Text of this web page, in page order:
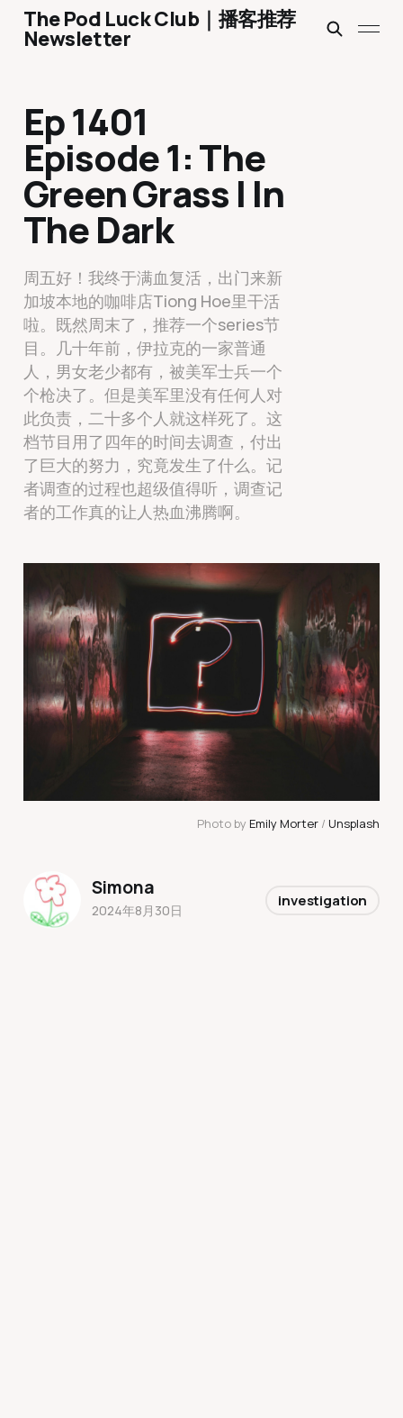
The Pod Luck Club｜播客推荐
Newsletter
Ep 1401
Episode 1: The
Green Grass | In
The Dark
周五好！我终于满血复活，出门来新
加坡本地的咖啡店Tiong Hoe里干活
啦。既然周末了，推荐一个series节
目。几十年前，伊拉克的一家普通
人，男女老少都有，被美军士兵一个
个枪决了。但是美军里没有任何人对
此负责，二十多个人就这样死了。这
档节目用了四年的时间去调查，付出
了巨大的努力，究竟发生了什么。记
者调查的过程也超级值得听，调查记
者的工作真的让人热血沸腾啊。
Photo by Emily Morter / Unsplash
Simona
2024年8月30日
investigation